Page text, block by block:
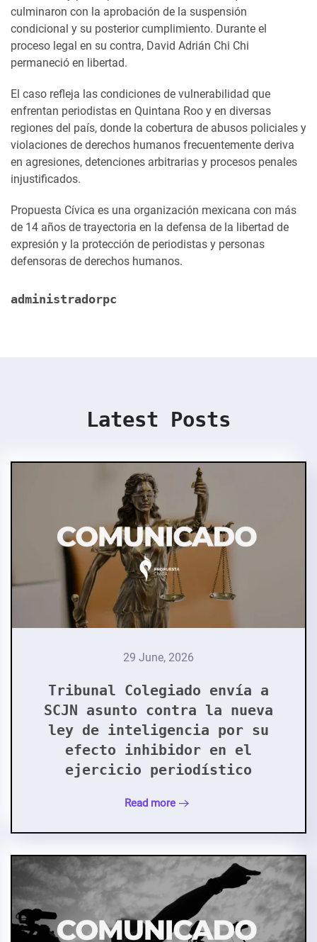
culminaron con la aprobación de la suspensión
condicional y su posterior cumplimiento. Durante el
proceso legal en su contra, David Adrián Chi Chi
permaneció en libertad.
El caso refleja las condiciones de vulnerabilidad que
enfrentan periodistas en Quintana Roo y en diversas
regiones del país, donde la cobertura de abusos policiales y
violaciones de derechos humanos frecuentemente deriva
en agresiones, detenciones arbitrarias y procesos penales
injustificados.
Propuesta Cívica es una organización mexicana con más
de 14 años de trayectoria en la defensa de la libertad de
expresión y la protección de periodistas y personas
defensoras de derechos humanos.
administradorpc
Latest Posts
29 June, 2026
Tribunal Colegiado envía a
SCJN asunto contra la nueva
ley de inteligencia por su
efecto inhibidor en el
ejercicio periodístico
Read more